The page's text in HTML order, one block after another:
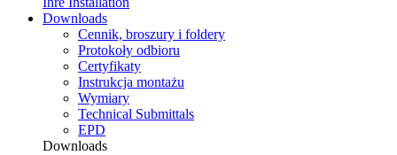
Downloads
Cennik, broszury i foldery
Protokoły odbioru
Certyfikaty
Instrukcja montażu
Wymiary
Technical Submittals
EPD
Downloads